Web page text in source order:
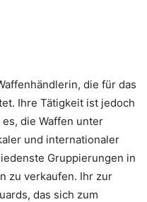
die für das
Ihre Tätigkeit ist jedoch
die Waffen unter
und internationaler
Gruppierungen in
zu verkaufen. Ihr zur
das sich zum